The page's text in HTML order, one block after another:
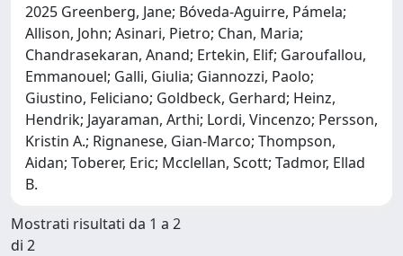
2025 Greenberg, Jane; Bóveda-Aguirre, Pámela;
Allison, John; Asinari, Pietro; Chan, Maria;
Chandrasekaran, Anand; Ertekin, Elif; Garoufallou,
Emmanouel; Galli, Giulia; Giannozzi, Paolo;
Giustino, Feliciano; Goldbeck, Gerhard; Heinz,
Hendrik; Jayaraman, Arthi; Lordi, Vincenzo; Persson,
Kristin A.; Rignanese, Gian-Marco; Thompson,
Aidan; Toberer, Eric; Mcclellan, Scott; Tadmor, Ellad
B.
Mostrati risultati da 1 a 2
di 2